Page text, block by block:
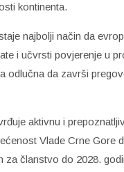
kontinenta.
najbolji način da
i učvrsti povjerenje u
odlučna da završi
aktivnu i
Vlade Crne Gore
za članstvo do 2028.